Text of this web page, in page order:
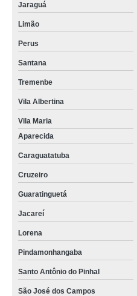
Jaraguá
Limão
Perus
Santana
Tremenbe
Vila Albertina
Vila Maria
Aparecida
Caraguatatuba
Cruzeiro
Guaratinguetá
Jacareí
Lorena
Pindamonhangaba
Santo Antônio do Pinhal
São José dos Campos